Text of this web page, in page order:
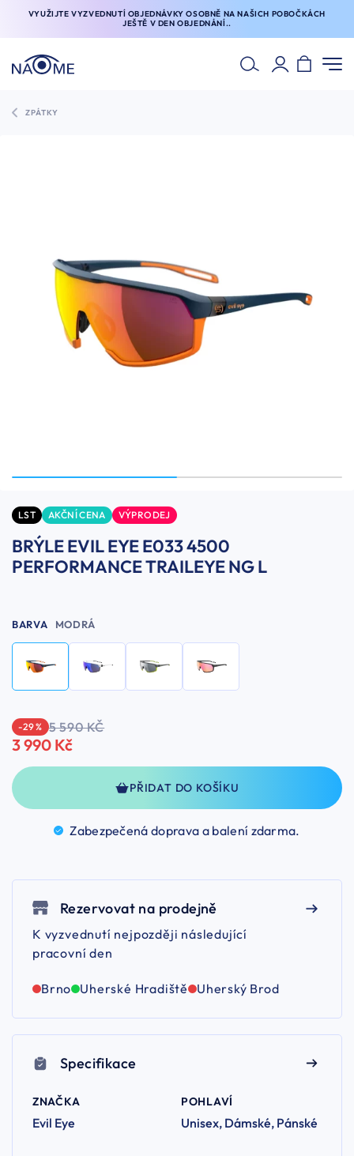
VYUŽIJTE VYZVEDNUTÍ OBJEDNÁVKY OSOBNĚ NA NAŠICH POBOČKÁCH
JEŠTĚ V DEN OBJEDNÁNÍ..
ZPÁTKY
LST AKČNÍ CENA VÝPRODEJ
BRÝLE EVIL EYE E033 4500
PERFORMANCE TRAILEYE NG L
BARVA MODRÁ
-29 % 5 590 KČ
3 990 Kč
PŘIDAT DO KOŠÍKU
Zabezpečená doprava a balení zdarma.
Rezervovat na prodejně
K vyzvednutí nejpozději následující
pracovní den
Brno Uherské Hradiště Uherský Brod
Specifikace
ZNAČKA
Evil Eye
POHLAVÍ
Unisex, Dámské, Pánské